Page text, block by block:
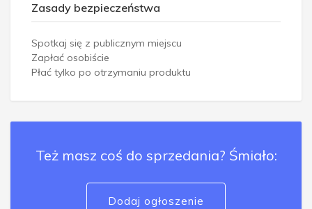
Zasady bezpieczeństwa
Spotkaj się z publicznym miejscu
Zapłać osobiście
Płać tylko po otrzymaniu produktu
Też masz coś do sprzedania? Śmiało:
Dodaj ogłoszenie